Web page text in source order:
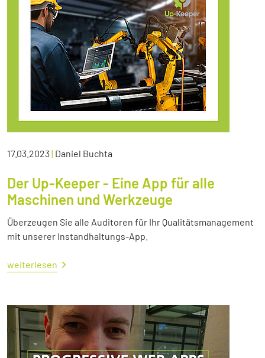
17.03.2023| Daniel Buchta
Der Up-Keeper - Eine App für alle
Maschinen und Werkzeuge
Überzeugen Sie alle Auditoren für Ihr Qualitätsmanagement
mit unserer Instandhaltungs-App.
weiterlesen